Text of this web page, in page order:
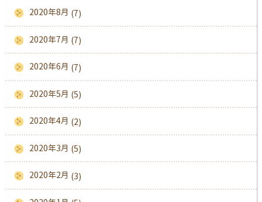
2020年8月 (7)
2020年7月 (7)
2020年6月 (7)
2020年5月 (5)
2020年4月 (2)
2020年3月 (5)
2020年2月 (3)